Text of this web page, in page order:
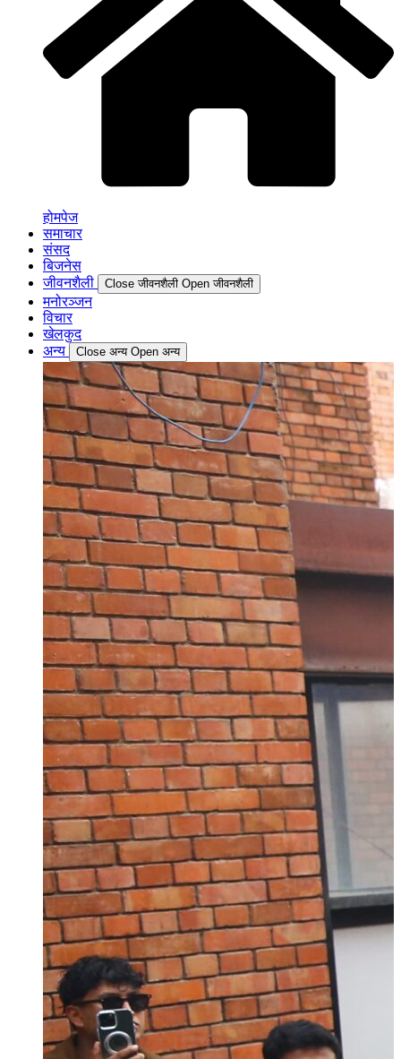
होमपेज
समाचार
संसद
बिजनेस
जीवनशैली
Close जीवनशैली Open जीवनशैली
मनोरञ्जन
विचार
खेलकुद
अन्य
Close अन्य Open अन्य